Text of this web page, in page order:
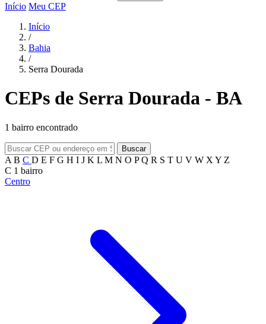
Início Meu CEP
Início
/
Bahia
/
Serra Dourada
CEPs de Serra Dourada - BA
1 bairro encontrado
Buscar
A B C D E F G H I J K L M N O PQ R S T U V W X Y Z
C 1 bairro
Centro